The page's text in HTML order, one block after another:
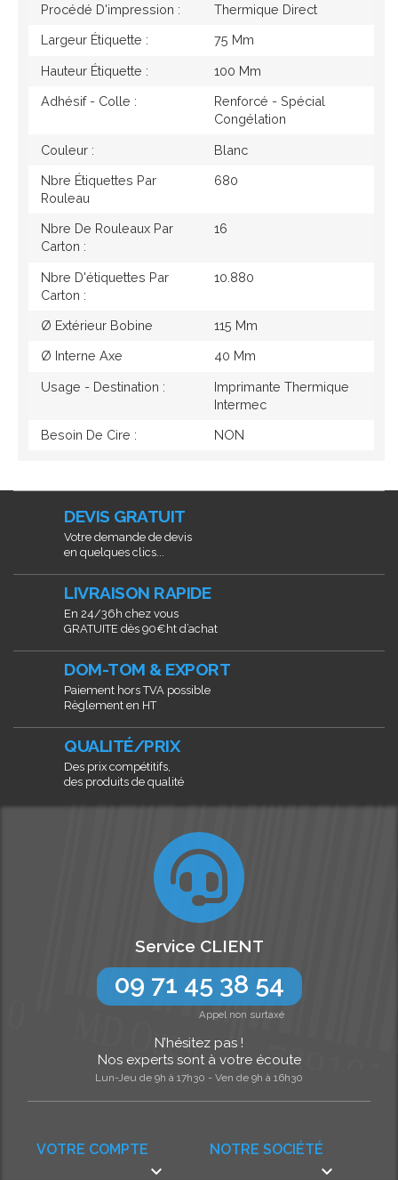
Procédé D'impression : Thermique Direct
Largeur Étiquette : 75 Mm
Hauteur Étiquette : 100 Mm
Adhésif - Colle :
Renforcé - Spécial
Congélation
Couleur : Blanc
Nbre Étiquettes Par
Rouleau
680
Nbre De Rouleaux Par
Carton :
16
Nbre D'étiquettes Par
Carton :
10.880
Ø Extérieur Bobine 115 Mm
Ø Interne Axe 40 Mm
Usage - Destination :
Imprimante Thermique
Intermec
Besoin De Cire : NON
DEVIS GRATUIT
Votre demande de devis
en quelques clics...
LIVRAISON RAPIDE
En 24/36h chez vous
GRATUITE dès 90€ht d’achat
DOM-TOM & EXPORT
Paiement hors TVA possible
Règlement en HT
QUALITÉ/PRIX
Des prix compétitifs,
des produits de qualité
NOTRE SOCIÉTÉ

VOTRE COMPTE

Service CLIENT
09 71 45 38 54
Appel non surtaxé
N’hésitez pas !
Nos experts sont à votre écoute
Lun-Jeu de 9h à 17h30 - Ven de 9h à 16h30